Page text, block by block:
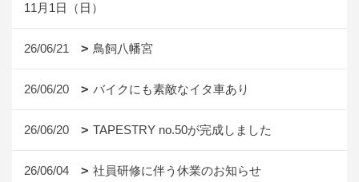
11月1日（日）
26/06/21 鳥飼八幡宮
26/06/20 バイクにも素敵なイタ車あり
26/06/20 TAPESTRY no.50が完成しました
26/06/04 社員研修に伴う休業のお知らせ